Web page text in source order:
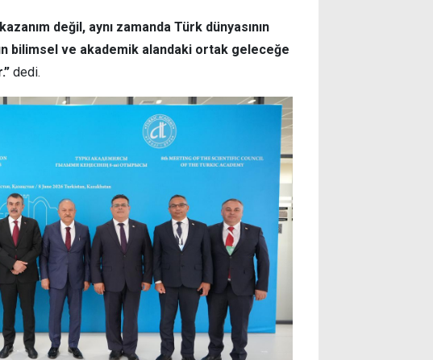
değil, aynı zamanda Türk dünyasının
bilimsel ve akademik alandaki ortak geleceğe
dedi.